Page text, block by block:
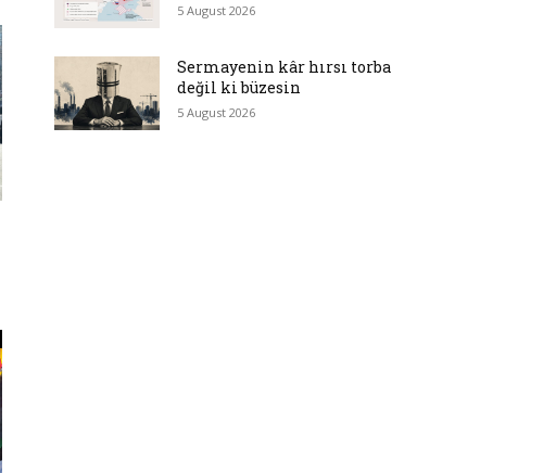
5 August 2026
Sermayenin kâr hırsı torba
değil ki büzesin
5 August 2026